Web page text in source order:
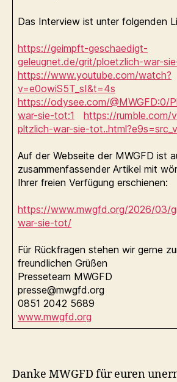
Das Interview ist unter folgenden
https://geimpft-geschaedigt-
geleugnet.de/grit/ploetzlich-war-
https://www.youtube.com/watch?
v=e0owiS5T_sI&t=4s
https://odysee.com/@MWGFD:0/
war-sie-tot:1
https://rumble.com/
pltzlich-war-sie-
Auf der Webseite der MWGFD ist
zusammenfassender Artikel mit
Ihrer freien Verfügung erschienen:
https://www.mwgfd.org/2026/03/
war-sie-tot/
Für Rückfragen stehen wir gerne
freundlichen Grüßen
Presseteam MWGFD
presse@mwgfd.org
0851 2042 5689
www.mwgfd.org
Danke MWGFD für euren